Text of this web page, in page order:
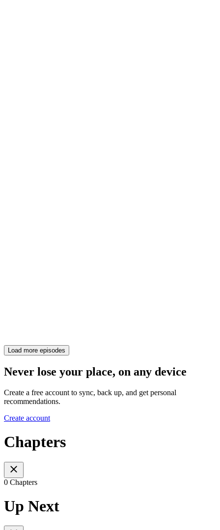
Load more episodes
Never lose your place, on any device
Create a free account to sync, back up, and get personal
recommendations.
Create account
Chapters
0 Chapters
Up Next